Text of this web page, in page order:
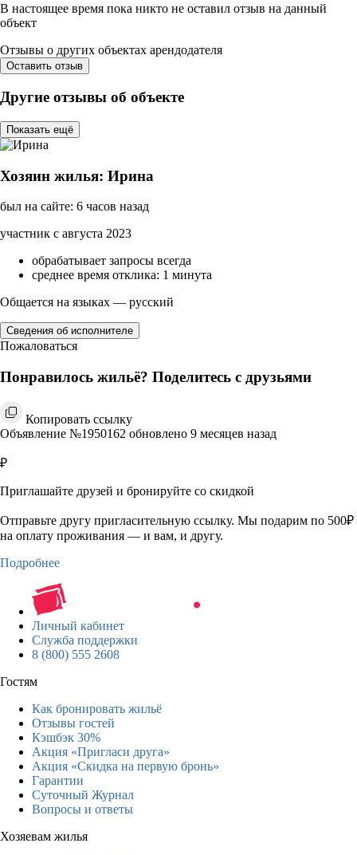
В настоящее время пока никто не оставил отзыв на данный
объект
Отзывы о других объектах арендодателя
Оставить отзыв
Другие отзывы об объекте
Показать ещё
Хозяин жилья: Ирина
был на сайте: 6 часов назад
участник с августа 2023
обрабатывает запросы всегда
среднее время отклика: 1 минута
Общается на языках — русский
Сведения об исполнителе
Пожаловаться
Понравилось жильё? Поделитесь с друзьями
Копировать ссылку
Объявление №1950162 обновлено 9 месяцев назад
₽
Приглашайте друзей и бронируйте со скидкой
Отправьте другу пригласительную ссылку. Мы подарим по 500₽
на оплату проживания — и вам, и другу.
Подробнее
Личный кабинет
Служба поддержки
8 (800) 555 2608
Гостям
Как бронировать жильё
Отзывы гостей
Кэшбэк 30%
Акция «Пригласи друга»
Акция «Скидка на первую бронь»
Гарантии
Суточный Журнал
Вопросы и ответы
Хозяевам жилья